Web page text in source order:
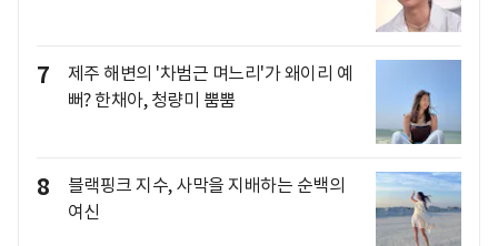
7
제주 해변의 '차범근 며느리'가 왜이리 예
뻐? 한채아, 청량미 뿜뿜
8
블랙핑크 지수, 사막을 지배하는 순백의
여신